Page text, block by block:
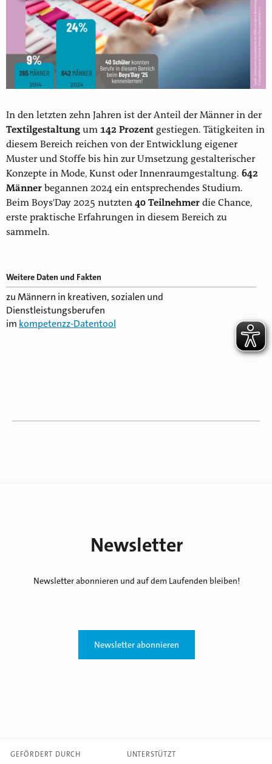
In den letzten zehn Jahren ist der Anteil der Männer in der
Textilgestaltung um 142 Prozent gestiegen. Tätigkeiten in
diesem Bereich reichen von der Entwicklung eigener
Muster und Stoffe bis hin zur Umsetzung gestalterischer
Konzepte in Mode, Kunst oder Innenraumgestaltung. 642
Männer begannen 2024 ein entsprechendes Studium.
Beim Boys'Day 2025 nutzten 40 Teilnehmer die Chance,
erste praktische Erfahrungen in diesem Bereich zu
sammeln.
Weitere Daten und Fakten
zu Männern in kreativen, sozialen und
Dienstleistungsberufen
im kompetenzz-Datentool
Newsletter
Newsletter abonnieren und auf dem Laufenden bleiben!
Newsletter abonnieren
GEFÖRDERT DURCH UNTERSTÜTZT